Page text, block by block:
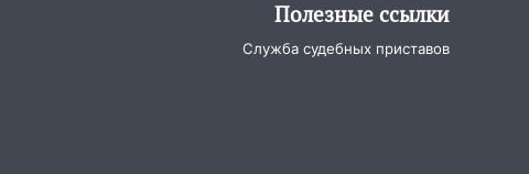
Полезные ссылки
Служба судебных приставов